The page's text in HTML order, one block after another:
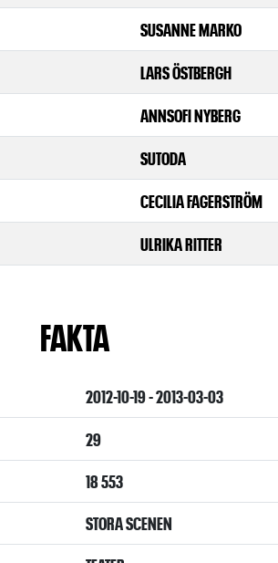
SUSANNE MARKO
LARS ÖSTBERGH
ANNSOFI NYBERG
SUTODA
CECILIA FAGERSTRÖM
ULRIKA RITTER
FAKTA
2012-10-19 - 2013-03-03
29
18 553
STORA SCENEN